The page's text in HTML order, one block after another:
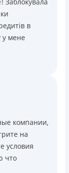
в
у мене
компании,
на
условия
что